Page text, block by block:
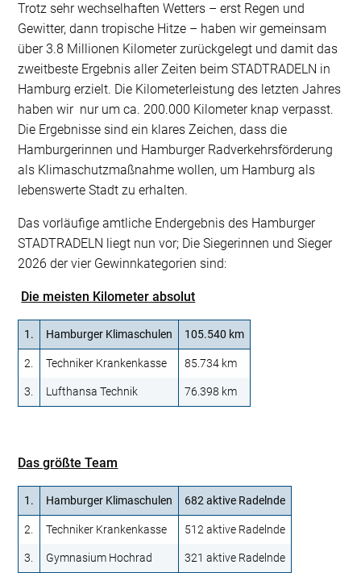
Trotz sehr wechselhaften Wetters – erst Regen und
Gewitter, dann tropische Hitze – haben wir gemeinsam
über 3.8 Millionen Kilometer zurückgelegt und damit das
zweitbeste Ergebnis aller Zeiten beim STADTRADELN in
Hamburg erzielt. Die Kilometerleistung des letzten Jahres
haben wir nur um ca. 200.000 Kilometer knap verpasst.
Die Ergebnisse sind ein klares Zeichen, dass die
Hamburgerinnen und Hamburger Radverkehrsförderung
als Klimaschutzmaßnahme wollen, um Hamburg als
lebenswerte Stadt zu erhalten.
Das vorläufige amtliche Endergebnis des Hamburger
STADTRADELN liegt nun vor; Die Siegerinnen und Sieger
2026 der vier Gewinnkategorien sind:
Die meisten Kilometer absolut
1. Hamburger Klimaschulen 105.540 km
2. Techniker Krankenkasse 85.734 km
3. Lufthansa Technik 76.398 km
Das größte Team
1. Hamburger Klimaschulen 682 aktive Radelnde
2. Techniker Krankenkasse 512 aktive Radelnde
3. Gymnasium Hochrad 321 aktive Radelnde